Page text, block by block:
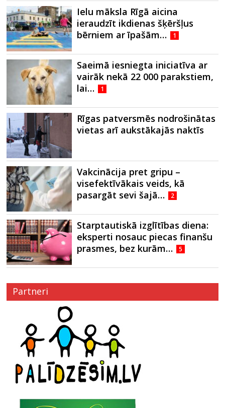
Ielu māksla Rīgā aicina
ieraudzīt ikdienas šķēršļus
bērniem ar īpašām…
1
Saeimā iesniegta iniciatīva ar
vairāk nekā 22 000 parakstiem,
lai…
1
Rīgas patversmēs nodrošinātas
vietas arī aukstākajās naktīs
Vakcinācija pret gripu –
visefektīvākais veids, kā
pasargāt sevi šajā…
2
Starptautiskā izglītības diena:
eksperti nosauc piecas finanšu
prasmes, bez kurām…
5
Partneri